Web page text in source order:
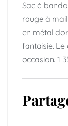
Sac à
rouge à
en métal
fantaisie.
occasion. 1